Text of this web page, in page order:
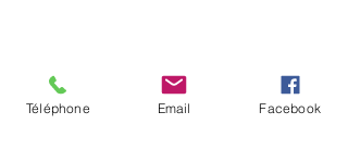
Téléphone Email Facebook